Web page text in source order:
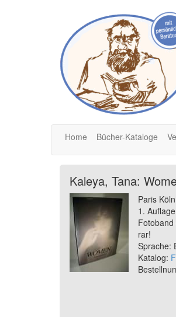
Home Bücher-Kataloge
Kaleya, Tana:
Paris
1. Auflage
rar!
Sprache:
Katalog: